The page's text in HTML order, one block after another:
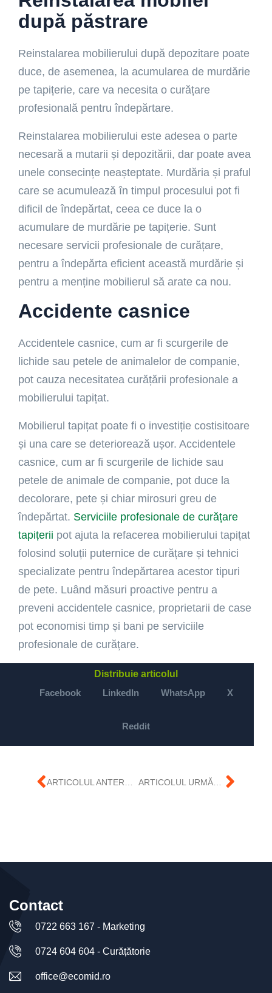
după păstrare
Reinstalarea mobilierului după depozitare poate
duce, de asemenea, la acumularea de murdărie
pe tapițerie, care va necesita o curățare
profesională pentru îndepărtare.
Reinstalarea mobilierului este adesea o parte
necesară a mutarii și depozitării, dar poate avea
unele consecințe neașteptate. Murdăria și praful
care se acumulează în timpul procesului pot fi
dificil de îndepărtat, ceea ce duce la o
acumulare de murdărie pe tapițerie. Sunt
necesare servicii profesionale de curățare,
pentru a îndepărta eficient această murdărie și
pentru a menține mobilierul să arate ca nou.
Accidente casnice
Accidentele casnice, cum ar fi scurgerile de
lichide sau petele de animalelor de companie,
pot cauza necesitatea curățării profesionale a
mobilierului tapițat.
Mobilierul tapițat poate fi o investiție costisitoare
și una care se deteriorează ușor. Accidentele
casnice, cum ar fi scurgerile de lichide sau
petele de animale de companie, pot duce la
decolorare, pete și chiar mirosuri greu de
îndepărtat. Serviciile profesionale de curățare
tapițerii pot ajuta la refacerea mobilierului tapițat
folosind soluții puternice de curățare și tehnici
specializate pentru îndepărtarea acestor tipuri
de pete. Luând măsuri proactive pentru a
preveni accidentele casnice, proprietarii de case
pot economisi timp și bani pe serviciile
profesionale de curățare.
Distribuie articolul
Facebook
LinkedIn WhatsApp X
Reddit
ARTICOLUL ANTERIOR ARTICOLUL URMĂTOR
Contact
0722 663 167 - Marketing
0724 604 604 - Curățătorie
office@ecomid.ro